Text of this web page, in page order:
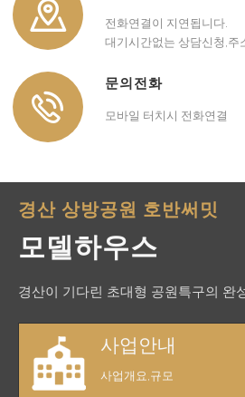
전화연결이 지연됩니다.
대기시간없는 상담신청,주
문의전화
모바일 터치시 전화연결
경산 상방공원 호반써밋
모델하우스
경산이 기다린 초대형 공원특구의 완
사업안내
사업개요,규모